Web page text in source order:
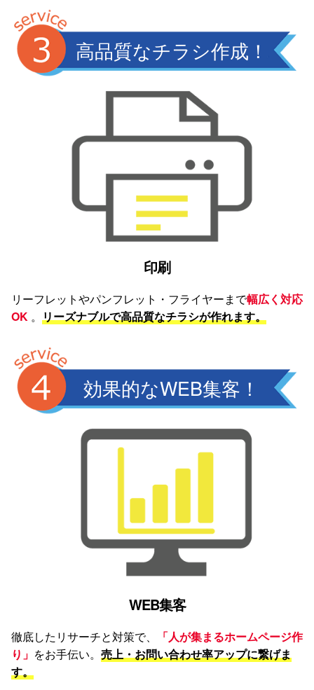
高品質なチラシ作成！
印刷
リーフレットやパンフレット・フライヤーまで幅広く対応
OK 。 リーズナブルで高品質なチラシが作れます。
効果的なWEB集客！
WEB集客
徹底したリサーチと対策で、
「人が集まるホームページ作
り」 をお手伝い。 売上・お問い合わせ率アップに繋げま
す。